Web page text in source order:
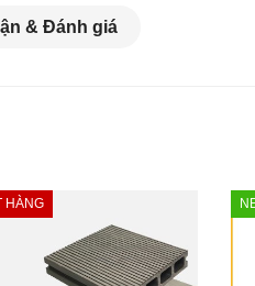
& Đánh giá
HÀNG